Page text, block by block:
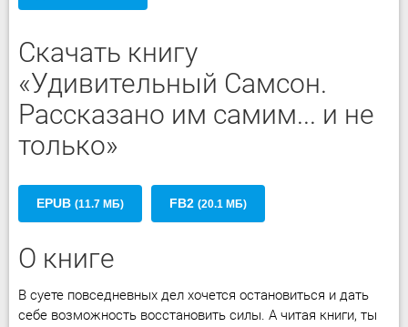
Скачать книгу
«Удивительный Самсон.
Рассказано им самим... и не
только»
EPUB (11.7 МБ) FB2 (20.1 МБ)
О книге
В суете повседневных дел хочется остановиться и дать
себе возможность восстановить силы. А читая книги, ты